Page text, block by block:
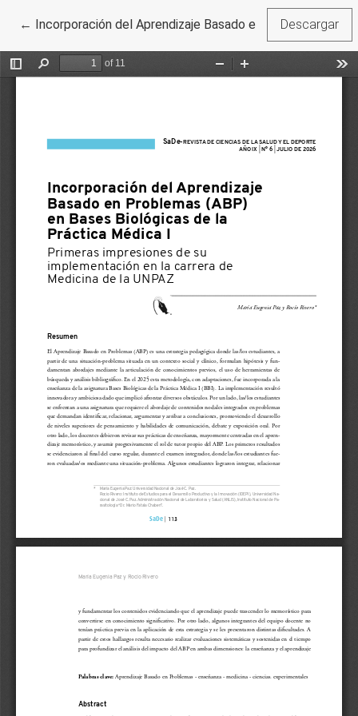
← Volver a los detalles del artículo
Incorporación del Aprendizaje Basado en Problemas
Descargar